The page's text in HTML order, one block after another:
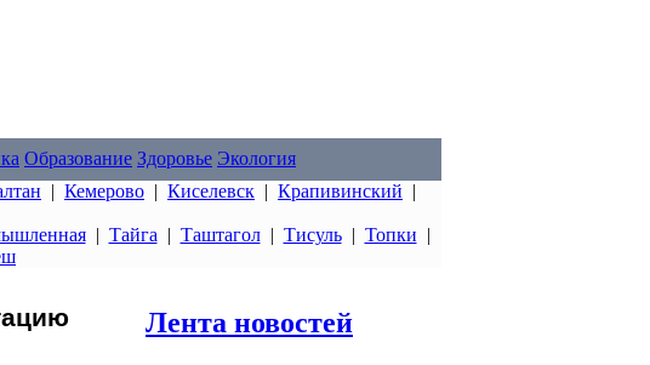
Образование Здоровье Экология
| Кемерово | Киселевск | Крапивинский |
| Тайга | Таштагол| Тисуль| Топки |
Лента новостей